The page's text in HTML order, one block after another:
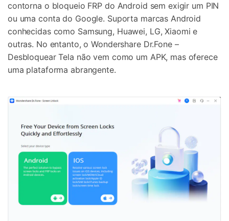
contorna o bloqueio FRP do Android sem exigir um PIN
ou uma conta do Google. Suporta marcas Android
conhecidas como Samsung, Huawei, LG, Xiaomi e
outras. No entanto, o Wondershare Dr.Fone –
Desbloquear Tela não vem como um APK, mas oferece
uma plataforma abrangente.